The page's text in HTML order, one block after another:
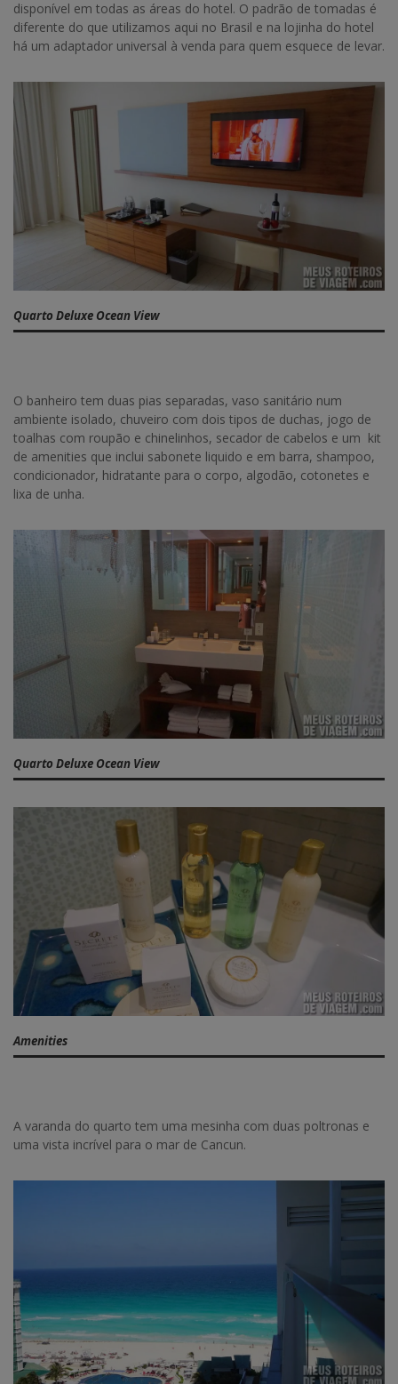
disponível em todas as áreas do hotel. O padrão de tomadas é
diferente do que utilizamos aqui no Brasil e na lojinha do hotel
há um adaptador universal à venda para quem esquece de levar.
Quarto Deluxe Ocean View
O banheiro tem duas pias separadas, vaso sanitário num
ambiente isolado, chuveiro com dois tipos de duchas, jogo de
toalhas com roupão e chinelinhos, secador de cabelos e um kit
de amenities que inclui sabonete liquido e em barra, shampoo,
condicionador, hidratante para o corpo, algodão, cotonetes e
lixa de unha.
Quarto Deluxe Ocean View
Amenities
A varanda do quarto tem uma mesinha com duas poltronas e
uma vista incrível para o mar de Cancun.